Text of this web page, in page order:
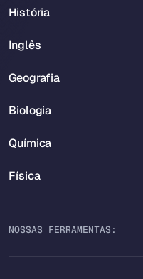
História
Inglês
Geografia
Biologia
Química
Física
NOSSAS FERRAMENTAS: